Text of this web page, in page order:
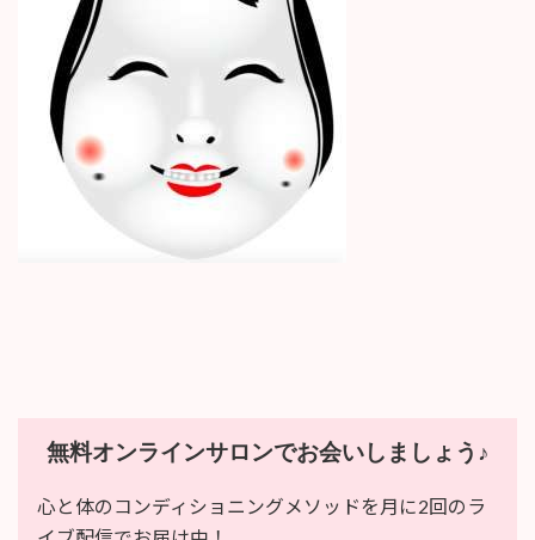
無料オンラインサロンでお会いしましょう♪
心と体のコンディショニングメソッドを月に2回のラ